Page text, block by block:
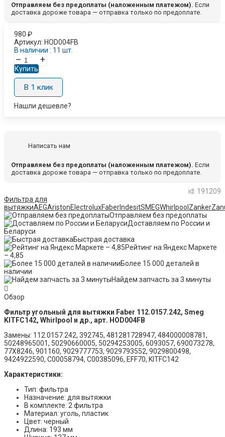
Отправляем без предоплаты (наложенным платежом). Если
доставка дороже товара — отправка только по предоплате.
980 ₽
Артикул: HOD004FB
В наличии : 11 шт.
– +
Купить
В 1 клик
Нашли дешевле?
Написать нам
Отправляем без предоплаты (наложенным платежом). Если
доставка дороже товара — отправка только по предоплате.
id: 191209
Фильтра для
вытяжкиAEGAristonElectroluxFaberIndesitSMEGWhirlpool Zanker
Отправляем без предоплаты
Доставляем по России и
Беларуси
Быстрая доставка
Рейтинг на Яндекс Маркете
– 4,85
Более 15 000 деталей в
наличии
Найдем запчасть за 3 минуты
Обзор
Фильтр угольный для вытяжки Faber 112.0157.242, Smeg
KITFC142, Whirlpool и др., арт. HOD004FB
Замены: 112.0157.242, 392745, 481281728947, 484000008781,
50248965001, 50290660005, 50294253005, 6093057, 690073278,
77X8246, 901160, 9029777753, 9029793552, 9029800498,
9424922590, C00058794, C00385096, EFF70, KITFC142
Характеристики:
Тип: фильтра
Назначение: для вытяжки
В комплекте: 2 фильтра
Материал: уголь, пластик
Цвет: черный
Длина: 193 мм